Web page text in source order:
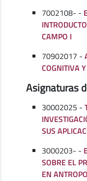
7002108- -
CAMPO I
70902017 -
COGNITIVA
Asignaturas
30002025 -
SUS
3000203- -
SOBRE EL
EN